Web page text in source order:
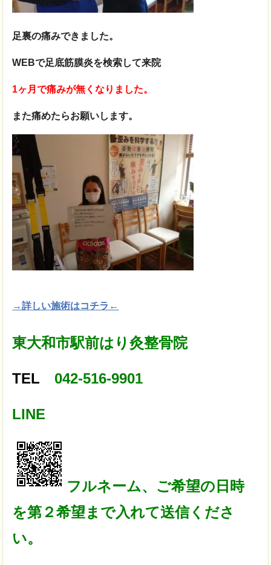
足裏の痛みできました。
WEBで足底筋膜炎を検索して来院
1ヶ月で痛みが無くなりました。
また痛めたらお願いします。
→詳しい施術はコチラ←
東大和市駅前はり灸整骨院
TEL 042-516-9901
LINE
フルネーム、ご希望の日時
を第２希望まで入れて送信くださ
い。